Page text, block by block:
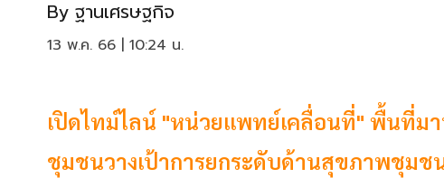
By ฐานเศรษฐกิจ
13 พ.ค. 66 | 10:24 น.
เปิดไทม์ไลน์ "หน่วยแพทย์เคลื่อนที่" พื้นที่ม
ชุมชนวางเป้าการยกระดับด้านสุขภาพชุมช